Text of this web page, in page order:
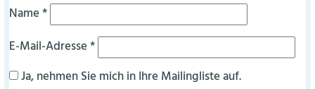
Name*
E-Mail-Adresse*
Ja, nehmen Sie mich in Ihre Mailingliste auf.